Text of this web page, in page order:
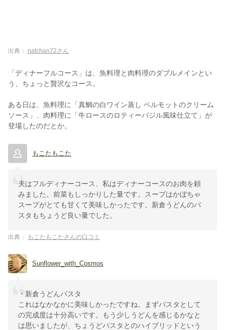
出典： natchan72さん
「ディナーフルコース」は、魚料理と肉料理のダブルメインとい
う、ちょっと贅沢なコース。
ある日は、魚料理に「真鯛の白ワイン蒸し ベルモットのクリーム
ソース」、肉料理に「牛ロースのロティーバジル風味仕立て」が
登場したのだとか。
もこたもこた
夫はフルディナーコース、私はディナーコースのお肉を頼
みました。前菜もしっかりした量です。スープはかぼちゃ
スープがとても甘くて美味しかったです。新倉うどんのパ
スタもちょうど良い量でした。
出典： もこたもこたさんの口コミ
Sunflower_with_Cosmos
・新倉うどんパスタ
これはなかなかに美味しかったですね。まずパスタとして
の完成度は十分高いです。もう少しうどんを感じるかなと
は思いましたが、ちょうどパスタとのハイブリッドという